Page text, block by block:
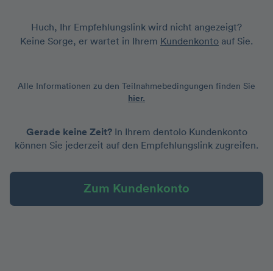
Huch, Ihr Empfehlungslink wird nicht angezeigt?
Keine Sorge, er wartet in Ihrem Kundenkonto auf Sie.
Alle Informationen zu den Teilnahmebedingungen finden Sie
hier.
Gerade keine Zeit? In Ihrem dentolo Kundenkonto
können Sie jederzeit auf den Empfehlungslink zugreifen.
Zum Kundenkonto